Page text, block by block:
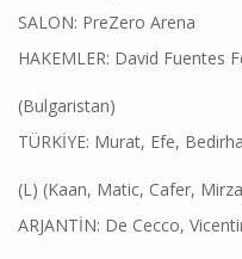
SALON: PreZero Arena
HAKEMLER: David Fuentes
(Bulgaristan)
TÜRKİYE: Murat, Efe,
(L) (Kaan, Matic, Cafer,
ARJANTİN: De Cecco,